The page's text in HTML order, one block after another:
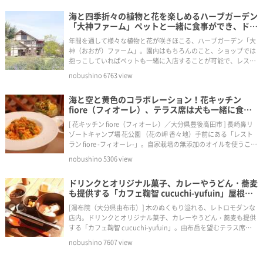
海と四季折々の植物と花を楽しめるハーブガーデン
「大神ファーム」ペットと一緒に食事ができ、ドッ
グランでわんこも楽しめる！
年間を通して様々な植物と花が咲きほこる、ハーブガーデン「大
神（おおが）ファーム」。園内はもちろんのこと、ショップでは
抱っこしていればペットも一緒に入店することが可能で、レスト
ランではペットと一緒に食事ができます。
nobushino6763view
海と空と黄色のコラボレーション！花キッチン
fiore（フィオーレ）、テラス席は犬も一緒に食事
ができる。
[ 花キッチン fiore（フィオーレ）／大分県豊後高田市 ] 長崎鼻リ
ゾートキャンプ場 花公園 （花の岬 香々地）手前にある「レスト
ラン fiore -フィオーレ-」。自家栽培の無添加のオイルを使うこと
にこだわったメニューを提供している。天気の良い日は、海と空
と黄色の段々畑を眺めながら、イタリアンが楽しめる。
nobushino5306view
ドリンクとオリジナル菓子、カレーやうどん・蕎麦
も提供する「カフェ鞠智 cucuchi-yufuin」屋根あ
りテラス席、ペット可です
[湯布院（大分県由布市）] 木のぬくもり溢れる、レトロモダンな
店内。ドリンクとオリジナル菓子、カレーやうどん・蕎麦も提供
する「カフェ鞠智 cucuchi-yufuin」。由布岳を望むテラス席
は、犬と一緒に入れて食事をすることができます。
nobushino7607view